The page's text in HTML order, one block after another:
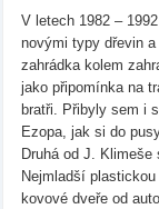
V letech 1982 –
novými typy dřevin
zahrádka kolem
jako připomínka na
bratři. Přibyly sem i
Ezopa, jak si do
Druhá od J.
Nejmladší
kovové dveře od